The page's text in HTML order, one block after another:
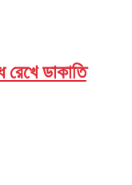
রেখে ডাকাতি